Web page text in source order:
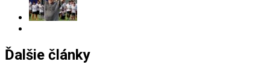
Ďalšie články